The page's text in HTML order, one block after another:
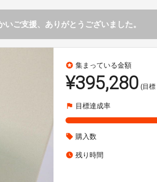
ご支援、ありがとうございました。
stars 集まっている金額
¥395,280 (目標
flag 目標達成率
local_offer 購入数
watch_later 残り時間